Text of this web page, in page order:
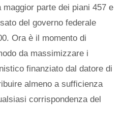
parte dei piani 457 e
del governo federale
Ora è il momento di
da massimizzare i
finanziato dal datore di
almeno a sufficienza
corrispondenza del